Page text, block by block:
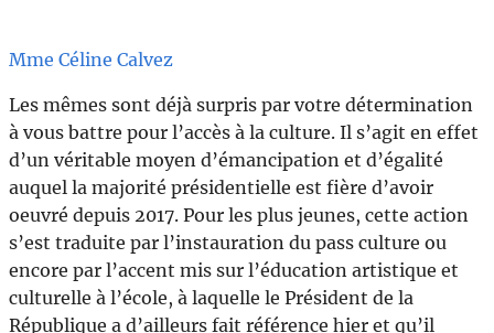
Mme Céline Calvez
Les mêmes sont déjà surpris par votre détermination
à vous battre pour l’accès à la culture. Il s’agit en effet
d’un véritable moyen d’émancipation et d’égalité
auquel la majorité présidentielle est fière d’avoir
oeuvré depuis 2017. Pour les plus jeunes, cette action
s’est traduite par l’instauration du pass culture ou
encore par l’accent mis sur l’éducation artistique et
culturelle à l’école, à laquelle le Président de la
République a d’ailleurs fait référence hier et qu’il